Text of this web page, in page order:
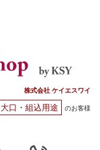
株式会社 ケイエスワイ
大口・組込用途 のお客様